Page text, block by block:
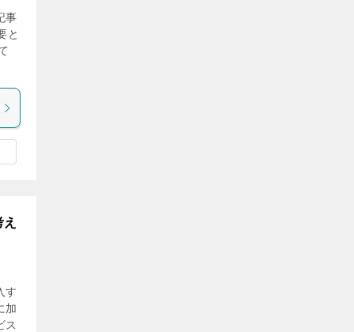
事
と
す
加
ス